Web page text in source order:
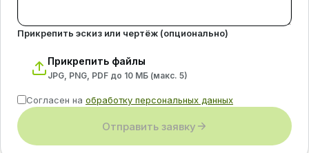
Прикрепить эскиз или чертёж (опционально)
Прикрепить файлы
JPG, PNG, PDF до 10 МБ (макс. 5)
Согласен на обработку персональных данных
Отправить заявку